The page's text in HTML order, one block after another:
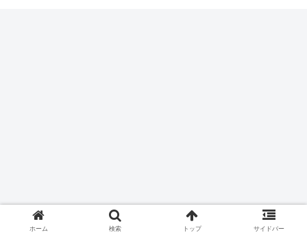
ホーム 検索 トップ サイドバー